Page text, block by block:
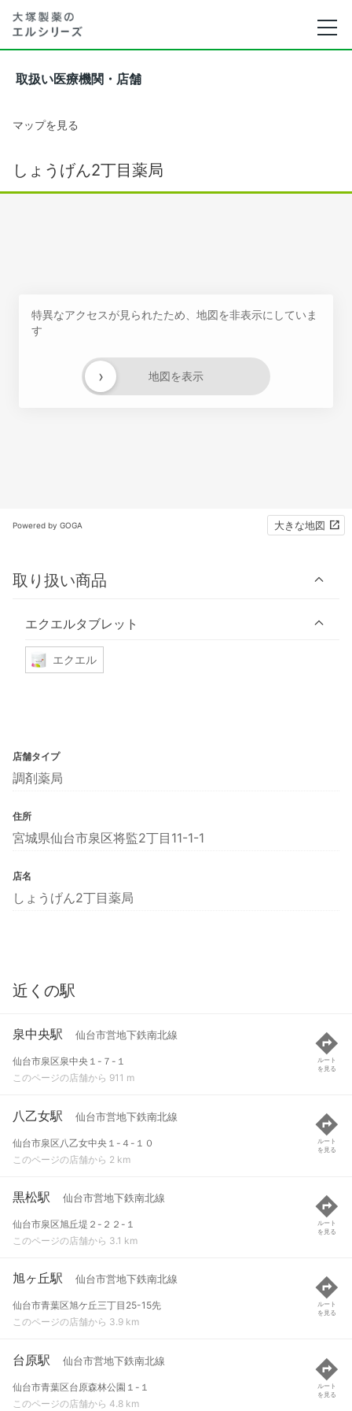
取扱い医療機関・店舗
マップを見る
しょうげん2丁目薬局
特異なアクセスが見られたため、地図を非表示にしていま
す
地図を表示
›
Powered by GOGA 大きな地図
取り扱い商品
エクエルタブレット
エクエル
店舗タイプ
調剤薬局
住所
宮城県仙台市泉区将監2丁目11-1-1
店名
しょうげん2丁目薬局
近くの駅
泉中央駅 仙台市営地下鉄南北線
仙台市泉区泉中央１-７-１
このページの店舗から 911 m
ルート
を見る
八乙女駅 仙台市営地下鉄南北線
仙台市泉区八乙女中央１-４-１０
このページの店舗から 2 km
ルート
を見る
黒松駅 仙台市営地下鉄南北線
仙台市泉区旭丘堤２-２２-１
このページの店舗から 3.1 km
ルート
を見る
旭ヶ丘駅 仙台市営地下鉄南北線
仙台市青葉区旭ケ丘三丁目25-15先
このページの店舗から 3.9 km
ルート
を見る
台原駅 仙台市営地下鉄南北線
仙台市青葉区台原森林公園１-１
このページの店舗から 4.8 km
ルート
を見る